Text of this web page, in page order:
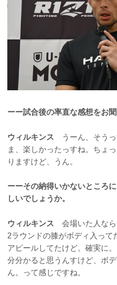
ーー試合後の率直な感想をお
ウィルキンス うーん、そうっ
ま、楽しかったっすね。ちょ
りますけど、うん。
ーーその納得いかないところ
しいでしょうか。
ウィルキンス 会場いた人なら
2ラウンドの膝がボディ入って
アピールしてたけど。確実に
分分かると思うんすけど、ボ
ん。って感じですね。